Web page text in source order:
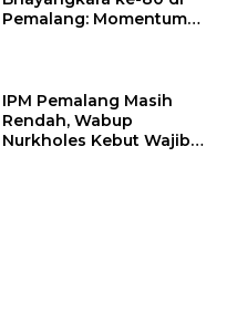
Pemalang: Momentum
IPM Pemalang Masih
Rendah, Wabup
Nurkholes Kebut Wajib